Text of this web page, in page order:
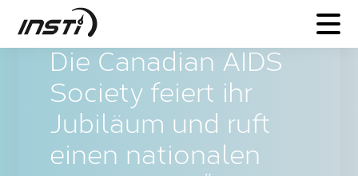
Die Canadian AIDS
Society feiert ihr
Jubiläum und ruft
einen nationalen